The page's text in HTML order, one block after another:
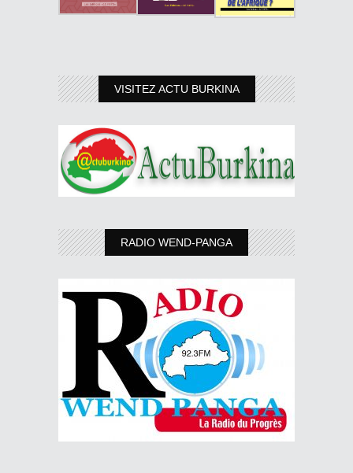
VISITEZ ACTU BURKINA
RADIO WEND-PANGA